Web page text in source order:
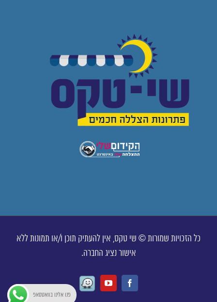
כל הזכויות שמורות © שי טקס, אין להעתיק תוכן ו/או תמונות ללא
אישור נציג החברה.
Facebook
Youtube
Waze
פנו אלינו בוואטסאפ